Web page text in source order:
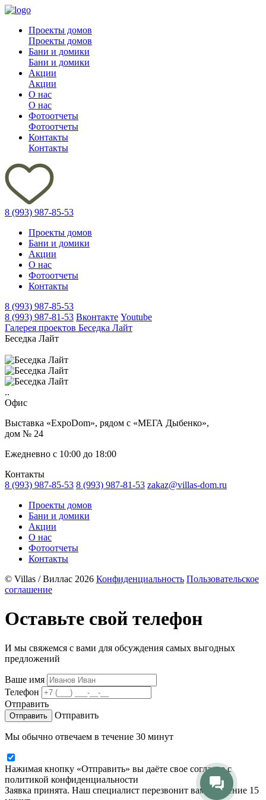
Проекты домов
Проекты домов
Бани и домики
Бани и домики
Акции
Акции
О нас
О нас
Фотоотчеты
Фотоотчеты
Контакты
Контакты
8 (993) 987-85-53
Проекты домов
Бани и домики
Акции
О нас
Фотоотчеты
Контакты
8 (993) 987-85-53
8 (993) 987-81-53 Вконтакте Youtube
Галерея проектов Беседка Лайт
Беседка Лайт
..
Офис
Выставка «ExpoDom», рядом с «МЕГА Дыбенко»,
дом № 24
Ежедневно с 10:00 до 18:00
Контакты
8 (993) 987-85-53 8 (993) 987-81-53 zakaz@villas-dom.ru
Проекты домов
Бани и домики
Акции
О нас
Фотоотчеты
Контакты
© Villas / Виллас 2026 Конфиденциальность Пользовательское
соглашение
Оставьте свой телефон
И мы свяжемся с вами для обсуждения самых выгодных
предложений
Ваше имя
Телефон
Отправить
Отправить
Мы обычно отвечаем в течение 30 минут
Нажимая кнопку «Отправить» вы даёте свое согласие с
политикой конфиденциальности
Заявка принята. Наш специалист перезвонит вам в течение 15